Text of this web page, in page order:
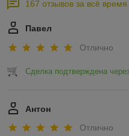
167 отзывов за всё время
Павел
Отлично
Сделка подтверждена
Антон
Отлично